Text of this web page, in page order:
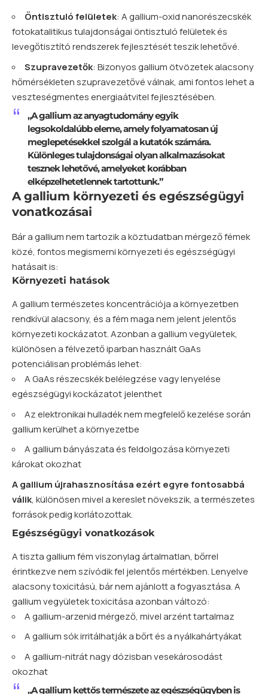
Öntisztuló felületek: A gallium-oxid nanorészecskék
fotokatalitikus tulajdonságai öntisztuló felületek és
levegőtisztító rendszerek fejlesztését teszik lehetővé.
Szupravezetők: Bizonyos gallium ötvözetek alacsony
hőmérsékleten szupravezetővé válnak, ami fontos lehet a
veszteségmentes energiaátvitel fejlesztésében.
„A gallium az anyagtudomány egyik
legsokoldalúbb eleme, amely folyamatosan új
meglepetésekkel szolgál a kutatók számára.
Különleges tulajdonságai olyan alkalmazásokat
tesznek lehetővé, amelyeket korábban
elképzelhetetlennek tartottunk.”
A gallium környezeti és egészségügyi
vonatkozásai
Bár a gallium nem tartozik a köztudatban mérgező fémek
közé, fontos megismerni környezeti és egészségügyi
hatásait is:
Környezeti hatások
A gallium természetes koncentrációja a környezetben
rendkívül alacsony, és a fém maga nem jelent jelentős
környezeti kockázatot. Azonban a gallium vegyületek,
különösen a félvezető iparban használt GaAs
potenciálisan problémás lehet:
A GaAs részecskék belélegzése vagy lenyelése
egészségügyi kockázatot jelenthet
Az elektronikai hulladék nem megfelelő kezelése során
gallium kerülhet a környezetbe
A gallium bányászata és feldolgozása környezeti
károkat okozhat
A gallium újrahasznosítása ezért egyre fontosabbá
válik, különösen mivel a kereslet növekszik, a természetes
források pedig korlátozottak.
Egészségügyi vonatkozások
A tiszta gallium fém viszonylag ártalmatlan, bőrrel
érintkezve nem szívódik fel jelentős mértékben. Lenyelve
alacsony toxicitású, bár nem ajánlott a fogyasztása. A
gallium vegyületek toxicitása azonban változó:
A gallium-arzenid mérgező, mivel arzént tartalmaz
A gallium sók irritálhatják a bőrt és a nyálkahártyákat
A gallium-nitrát nagy dózisban vesekárosodást
okozhat
„A gallium kettős természete az egészségügyben is